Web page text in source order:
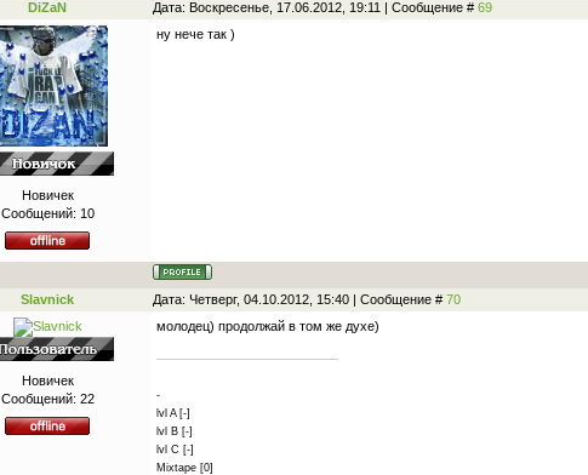
DiZaN Дата: Воскресенье, 17.06.2012, 19:11 | Сообщение # 69
Новичек
Сообщений: 10
ну нече так )
Slavnick Дата: Четверг, 04.10.2012, 15:40 | Сообщение # 70
Новичек
Сообщений: 22
молодец) продолжай в том же духе)
-
lvl A [-]
lvl B [-]
lvl C [-]
Mixtape [0]